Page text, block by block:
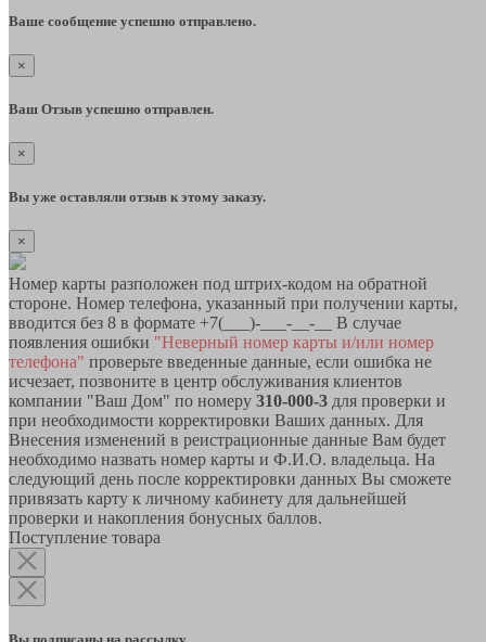
Ваше сообщение успешно отправлено.
×
Ваш Отзыв успешно отправлен.
×
Вы уже оставляли отзыв к этому заказу.
×
Номер карты разположен под штрих-кодом на обратной
стороне. Номер телефона, указанный при получении карты,
вводится без 8 в формате +7(___)-___-__-__ В случае
появления ошибки "Неверный номер карты и/или номер
телефона" проверьте введенные данные, если ошибка не
исчезает, позвоните в центр обслуживания клиентов
компании "Ваш Дом" по номеру 310-000-3 для проверки и
при необходимости корректировки Ваших данных. Для
Внесения изменений в реистрационные данные Вам будет
необходимо назвать номер карты и Ф.И.О. владельца. На
следующий день после корректировки данных Вы сможете
привязать карту к личному кабинету для дальнейшей
проверки и накопления бонусных баллов.
Поступление товара